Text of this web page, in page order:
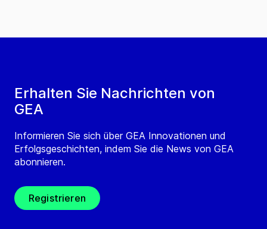
Erhalten Sie Nachrichten von
GEA
Informieren Sie sich über GEA Innovationen und
Erfolgsgeschichten, indem Sie die News von GEA
abonnieren.
Registrieren